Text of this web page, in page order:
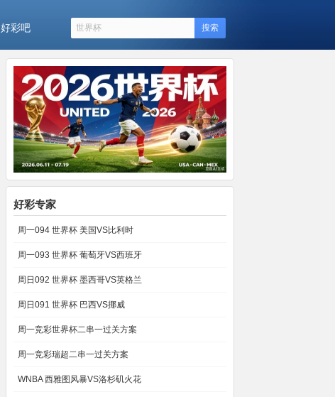
好彩吧 搜索
好彩专家
周一094 世界杯 美国VS比利时
周一093 世界杯 葡萄牙VS西班牙
周日092 世界杯 墨西哥VS英格兰
周日091 世界杯 巴西VS挪威
周一竞彩世界杯二串一过关方案
周一竞彩瑞超二串一过关方案
WNBA 西雅图风暴VS洛杉矶火花